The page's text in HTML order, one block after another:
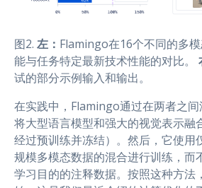
图2. 左： Flamingo在16个不同的多
能与任务特定最新技术性能的对比。
试的部分示例输入和输出。
在实践中，Flamingo通过在两者之间
将大型语言模型和强大的视觉表示融
经过预训练并冻结）。然后，它使用
规模多模态数据的混合进行训练，而
学习目的的注释数据。按照这种方法